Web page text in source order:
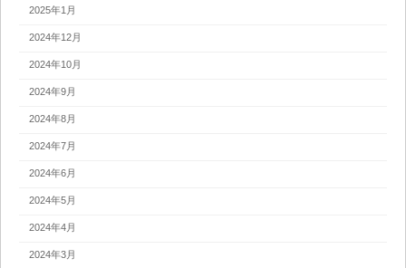
2025年1月
2024年12月
2024年10月
2024年9月
2024年8月
2024年7月
2024年6月
2024年5月
2024年4月
2024年3月